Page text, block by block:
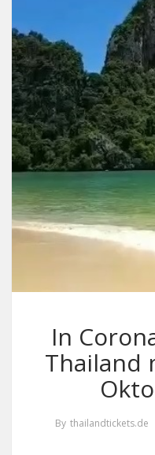
In
Thailand
By thailandtickets.de